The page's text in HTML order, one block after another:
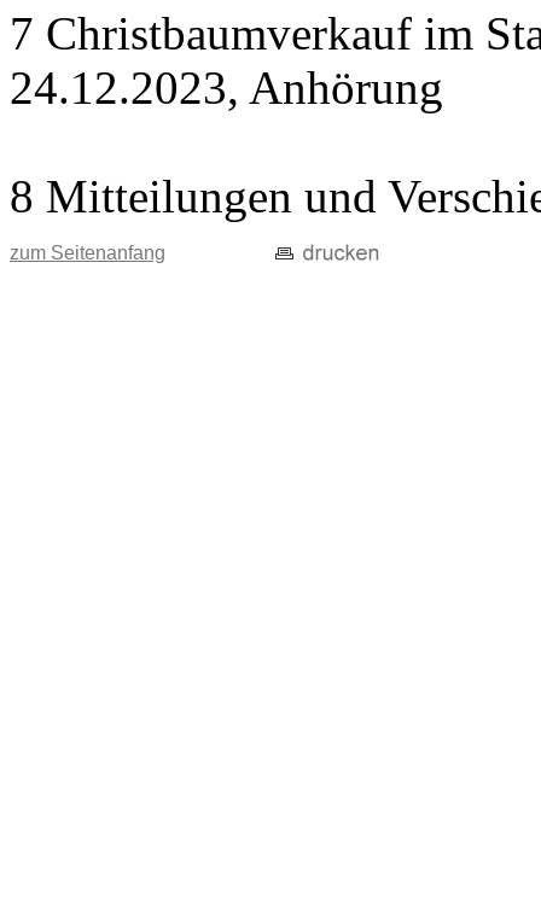
7 Christbaumverkauf im
24.12.2023, Anhörung
8 Mitteilungen und
zum Seitenanfang